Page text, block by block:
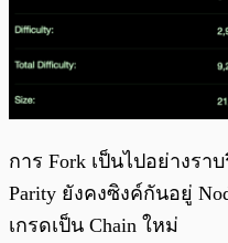
การ Fork เป็นไปอย่างร
Parity ยังคงซิงค์กันอยู่
เกรดเป็น Chain ใหม่